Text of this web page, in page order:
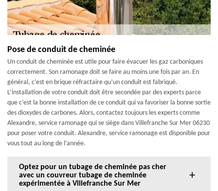
Pose de conduit de cheminée
Un conduit de cheminée est utile pour faire évacuer les gaz carboniques
correctement. Son ramonage doit se faire au moins une fois par an. En
général, c’est en brique réfractaire qu’un conduit est fabriqué.
L’installation de votre conduit doit être secondée par des experts parce
que c’est la bonne installation de ce conduit qui va favoriser la bonne sortie
des dioxydes de carbones. Alors, contactez toujours les experts comme
Alexandre, service ramonage qui se siège dans Villefranche Sur Mer 06230
pour poser votre conduit. Alexandre, service ramonage est disponible pour
vous tout au long de l’année.
Optez pour un tubage de cheminée pas cher
avec un couvreur tubage de cheminée
expérimentée à Villefranche Sur Mer